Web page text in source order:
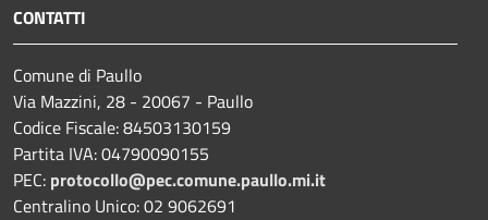
CONTATTI
Comune di Paullo
Via Mazzini, 28 - 20067 - Paullo
Codice Fiscale: 84503130159
Partita IVA: 04790090155
PEC: protocollo@pec.comune.paullo.mi.it
Centralino Unico: 02 9062691